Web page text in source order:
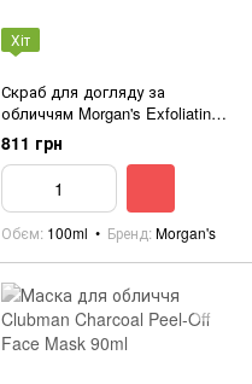
Хіт
Скраб для догляду за
обличчям Morgan's Exfoliating
Face Scrub 100ml
811 грн
Обєм 100ml Бренд Morgan's